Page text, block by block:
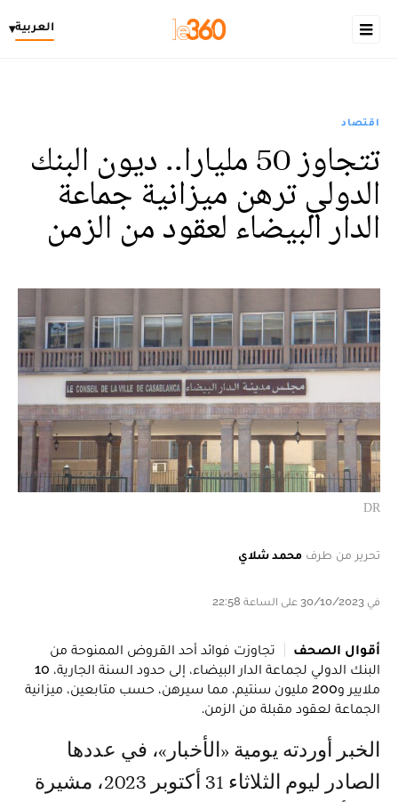
العربية▾
اقتصاد
تتجاوز 50 مليارا.. ديون البنك
الدولي ترهن ميزانية جماعة
الدار البيضاء لعقود من الزمن
DR
تحرير من طرف محمد شلاي
في 30/10/2023 على الساعة 22:58
أقوال الصحف
تجاوزت فوائد أحد القروض الممنوحة من
البنك الدولي لجماعة الدار البيضاء، إلى حدود السنة الجارية، 10
ملايير و200 مليون سنتيم، مما سيرهن، حسب متابعين، ميزانية
الجماعة لعقود مقبلة من الزمن.
الخبر أوردته يومية «الأخبار»، في عددها
الصادر ليوم الثلاثاء 31 أكتوبر 2023، مشيرة